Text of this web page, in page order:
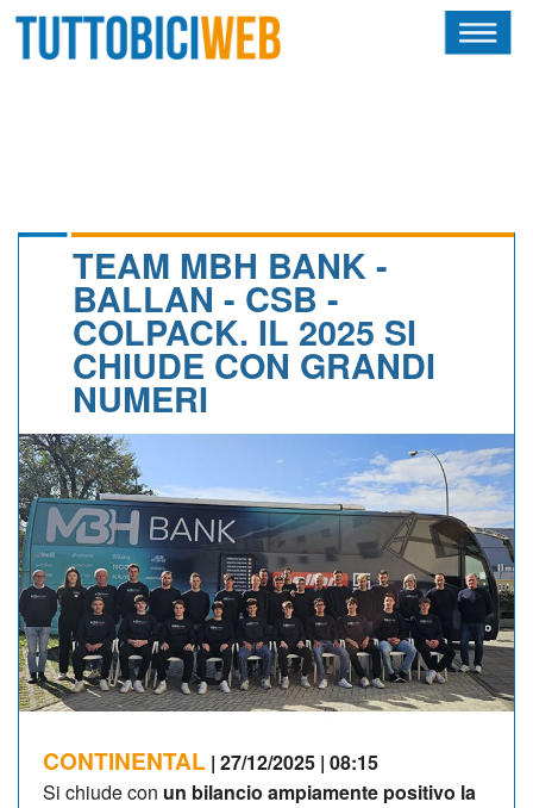
CALENDARIO
ALBI D'ORO
NEWSLETTER
TEAM MBH BANK -
BALLAN - CSB -
COLPACK. IL 2025 SI
CHIUDE CON GRANDI
NUMERI
CONTINENTAL | 27/12/2025 | 08:15
Si chiude con un bilancio ampiamente positivo la